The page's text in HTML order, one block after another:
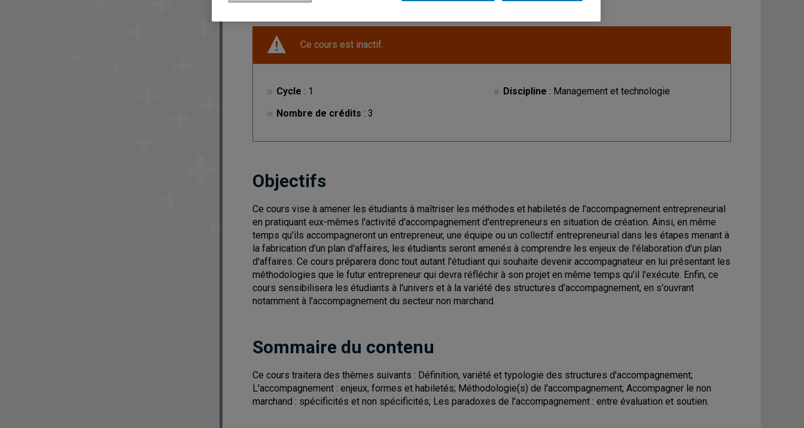
Ce cours est inactif.
Cycle : 1
Nombre de crédits : 3
Discipline : Management et technologie
Objectifs
Ce cours vise à amener les étudiants à maîtriser les méthodes et habiletés de l'accompagnement entrepreneurial
en pratiquant eux-mêmes l'activité d'accompagnement d'entrepreneurs en situation de création. Ainsi, en même
temps qu'ils accompagneront un entrepreneur, une équipe ou un collectif entrepreneurial dans les étapes menant à
la fabrication d'un plan d'affaires, les étudiants seront amenés à comprendre les enjeux de l'élaboration d'un plan
d'affaires. Ce cours préparera donc tout autant l'étudiant qui souhaite devenir accompagnateur en lui présentant les
méthodologies que le futur entrepreneur qui devra réfléchir à son projet en même temps qu'il l'exécute. Enfin, ce
cours sensibilisera les étudiants à l'univers et à la variété des structures d'accompagnement, en s'ouvrant
notamment à l'accompagnement du secteur non marchand.
Sommaire du contenu
Ce cours traitera des thèmes suivants : Définition, variété et typologie des structures d'accompagnement;
L'accompagnement : enjeux, formes et habiletés; Méthodologie(s) de l'accompagnement; Accompagner le non
marchand : spécificités et non spécificités; Les paradoxes de l'accompagnement : entre évaluation et soutien.